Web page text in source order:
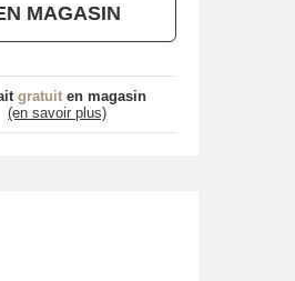
MAGASIN
gratuiten magasin
(en savoir plus)